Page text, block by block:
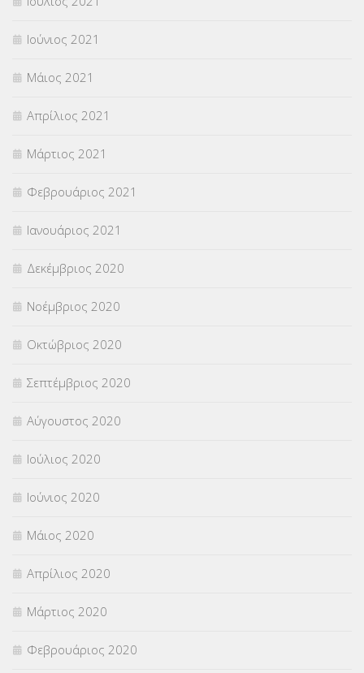
Ιούνιος 2021
Μάιος 2021
Απρίλιος 2021
Μάρτιος 2021
Φεβρουάριος 2021
Ιανουάριος 2021
Δεκέμβριος 2020
Νοέμβριος 2020
Οκτώβριος 2020
Σεπτέμβριος 2020
Αύγουστος 2020
Ιούλιος 2020
Ιούνιος 2020
Μάιος 2020
Απρίλιος 2020
Μάρτιος 2020
Φεβρουάριος 2020